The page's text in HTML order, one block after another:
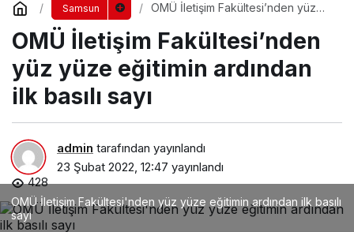
Samsun
OMÜ İletişim Fakültesi’nden yüz
sayı
OMÜ İletişim Fakültesi’nden
yüz yüze eğitimin ardından
ilk basılı sayı
admin tarafından yayınlandı
23 Şubat 2022, 12:47 yayınlandı
428
OMÜ İletişim Fakültesi'nden yüz yüze eğitimin ardından ilk basılı
sayı